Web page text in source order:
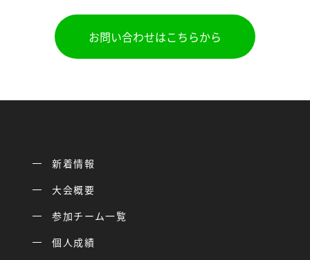
お問い合わせはこちらから
新着情報
大会概要
参加チーム一覧
個人成績